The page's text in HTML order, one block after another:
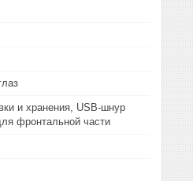
и хранения, USB-шнур
фронтальной части